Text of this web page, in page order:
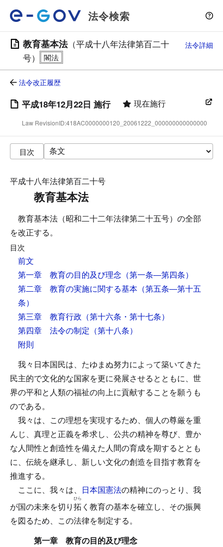
法令検索
教育基本法（平成十八年法律第百二十
号）
法令詳細
法令改正履歴
平成18年12月22日 施行 現在施行
Law RevisionID:418AC0000000120_20061222_000000000000000
目次
平成十八年法律第百二十号
教育基本法
教育基本法（昭和二十二年法律第二十五号）の全部
を改正する。
目次
前文
第一章 教育の目的及び理念 （第一条―第四条）
第二章 教育の実施に関する基本 （第五条―第十五
条）
第三章 教育行政 （第十六条・第十七条）
第四章 法令の制定 （第十八条）
附則
我々日本国民は、たゆまぬ努力によって築いてきた
民主的で文化的な国家を更に発展させるとともに、世
界の平和と人類の福祉の向上に貢献することを願うも
のである。
我々は、この理想を実現するため、個人の尊厳を重
んじ、真理と正義を希求し、公共の精神を尊び、豊か
な人間性と創造性を備えた人間の育成を期するととも
に、伝統を継承し、新しい文化の創造を目指す教育を
推進する。
ここに、我々は、 日本国憲法の精神にのっとり、我
が国の未来を切り拓
ひら
く教育の基本を確立し、その振興
を図るため、この法律を制定する。
第一章 教育の目的及び理念